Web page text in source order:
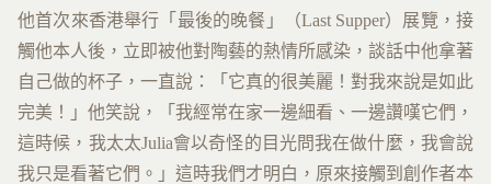
他首次來香港舉行「最後的晚餐」（Last Supper）展覽，接
觸他本人後，立即被他對陶藝的熱情所感染，談話中他拿著
自己做的杯子，一直說：「它真的很美麗！對我來說是如此
完美！」他笑說，「我經常在家一邊細看、一邊讚嘆它們，
這時候，我太太Julia會以奇怪的目光問我在做什麼，我會說
我只是看著它們。」這時我們才明白，原來接觸到創作者本